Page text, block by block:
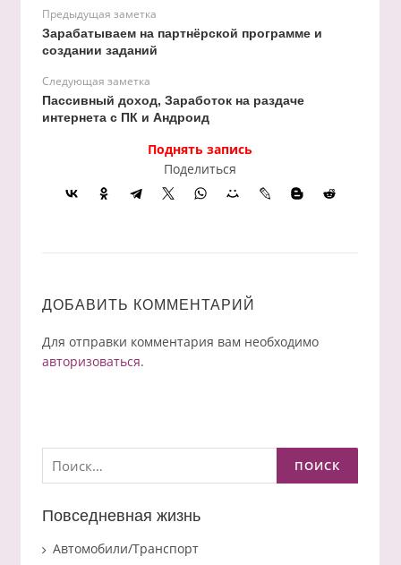
Предыдущая заметка
Зарабатываем на партнёрской программе и
создании заданий
Следующая заметка
Пассивный доход, Заработок на раздаче
интернета с ПК и Андроид
Поднять запись
Поделиться
ДОБАВИТЬ КОММЕНТАРИЙ
Для отправки комментария вам необходимо
авторизоваться.
Найти:
Повседневная жизнь
Автомобили/Транспорт